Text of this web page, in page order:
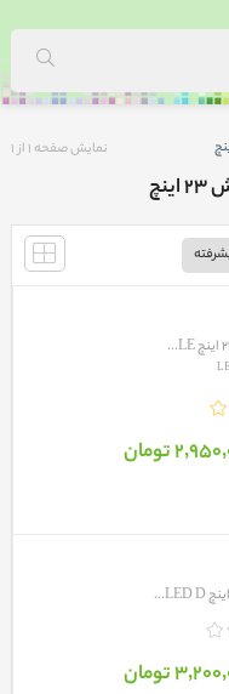
نمایش صفحه 1از1
تومان
تومان